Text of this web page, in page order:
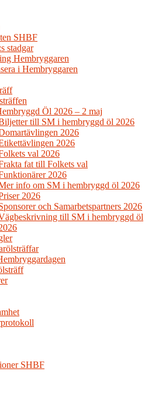
SHBF
stadgar
Hembryggaren
i Hembryggaren
Öl 2026 – 2 maj
till SM i hembryggd öl 2026
2026
2026
val 2026
fat till Folkets val
2026
info om SM i hembryggd öl 2026
2026
och Samarbetspartners 2026
till SM i hembryggd öl
SHBF